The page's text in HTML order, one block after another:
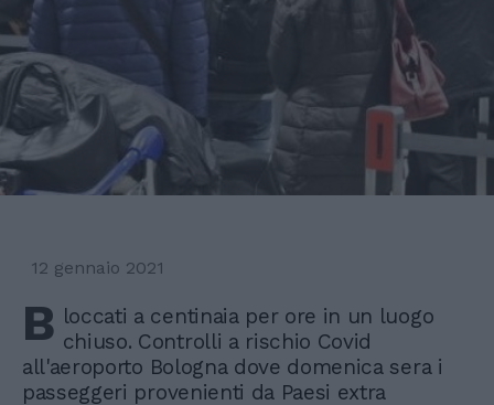
12 gennaio 2021
B loccati a centinaia per ore in un luogo
chiuso. Controlli a rischio Covid
all'aeroporto Bologna dove domenica sera i
passeggeri provenienti da Paesi extra